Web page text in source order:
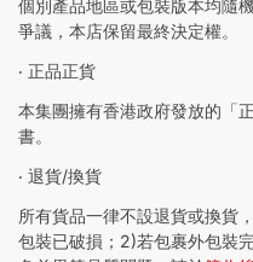
個別產品地區或包裝版本均隨
爭議，本店保留最終決定權。
‧ 正品正貨
本集團擁有香港政府發放的「
書。
‧ 退貨/換貨
所有貨品一律不設退貨或換貨
包裝已破損；2)若包裹外包裝